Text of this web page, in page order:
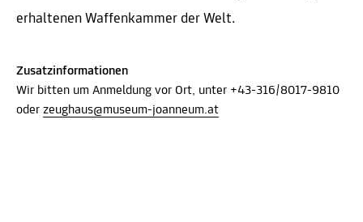
erhaltenen Waffenkammer der Welt.​
Zusatzinformationen
Wir bitten um Anmeldung vor Ort, unter +43-316/8017-9810
oder zeughaus@museum-joanneum.at